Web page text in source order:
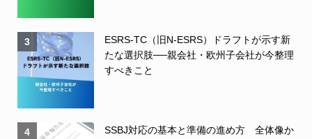
3
ESRS-TC（旧N-ESRS）ドラフトが示す新
たな選択肢──親会社・欧州子会社が今整理
すべきこと
4
SSBJ対応の基本と準備の進め方 全体像か